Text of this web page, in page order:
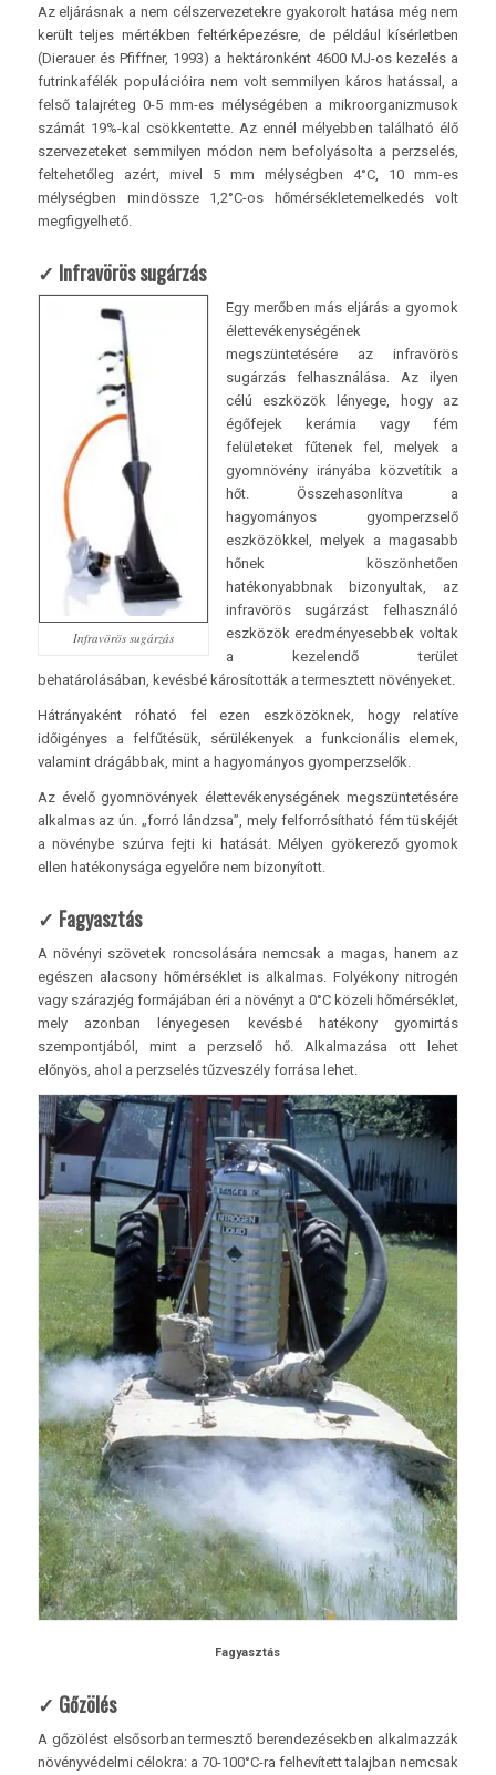
Az eljárásnak a nem célszervezetekre gyakorolt hatása még nem
került teljes mértékben feltérképezésre, de például kísérletben
(Dierauer és Pfiffner, 1993) a hektáronként 4600 MJ-os kezelés a
futrinkafélék populációira nem volt semmilyen káros hatással, a
felső talajréteg 0-5 mm-es mélységében a mikroorganizmusok
számát 19%-kal csökkentette. Az ennél mélyebben található élő
szervezeteket semmilyen módon nem befolyásolta a perzselés,
feltehetőleg azért, mivel 5 mm mélységben 4°C, 10 mm-es
mélységben mindössze 1,2°C-os hőmérsékletemelkedés volt
megfigyelhető.
✓ Infravörös sugárzás
Infravörös sugárzás
Egy merőben más eljárás a gyomok
élettevékenységének
megszüntetésére az infravörös
sugárzás felhasználása. Az ilyen
célú eszközök lényege, hogy az
égőfejek kerámia vagy fém
felületeket fűtenek fel, melyek a
gyomnövény irányába közvetítik a
hőt. Összehasonlítva a
hagyományos gyomperzselő
eszközökkel, melyek a magasabb
hőnek köszönhetően
hatékonyabbnak bizonyultak, az
infravörös sugárzást felhasználó
eszközök eredményesebbek voltak
a kezelendő terület
behatárolásában, kevésbé károsították a termesztett növényeket.
Hátrányaként róható fel ezen eszközöknek, hogy relatíve
időigényes a felfűtésük, sérülékenyek a funkcionális elemek,
valamint drágábbak, mint a hagyományos gyomperzselők.
Az évelő gyomnövények élettevékenységének megszüntetésére
alkalmas az ún. „forró lándzsa”, mely felforrósítható fém tüskéjét
a növénybe szúrva fejti ki hatását. Mélyen gyökerező gyomok
ellen hatékonysága egyelőre nem bizonyított.
✓ Fagyasztás
A növényi szövetek roncsolására nemcsak a magas, hanem az
egészen alacsony hőmérséklet is alkalmas. Folyékony nitrogén
vagy szárazjég formájában éri a növényt a 0°C közeli hőmérséklet,
mely azonban lényegesen kevésbé hatékony gyomirtás
szempontjából, mint a perzselő hő. Alkalmazása ott lehet
előnyös, ahol a perzselés tűzveszély forrása lehet.
Fagyasztás
✓ Gőzölés
A gőzölést elsősorban termesztő berendezésekben alkalmazzák
növényvédelmi célokra: a 70-100°C-ra felhevített talajban nemcsak